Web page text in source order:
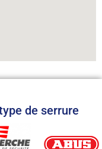
de serrure